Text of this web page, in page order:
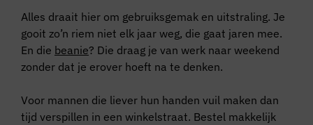
Alles draait hier om gebruiksgemak en uitstraling. Je
gooit zo’n riem niet elk jaar weg, die gaat jaren mee.
En die beanie? Die draag je van werk naar weekend
zonder dat je erover hoeft na te denken.
Voor mannen die liever hun handen vuil maken dan
tijd verspillen in een winkelstraat. Bestel makkelijk